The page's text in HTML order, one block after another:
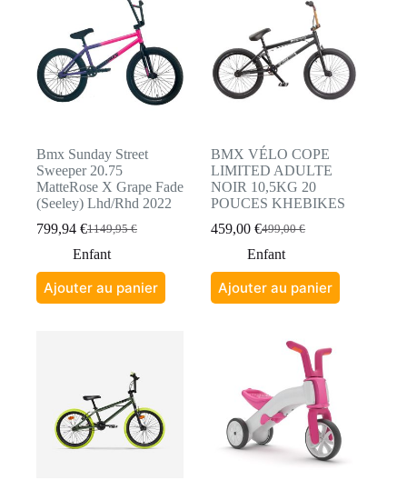
Bmx Sunday Street
Sweeper 20.75
MatteRose X Grape Fade
(Seeley) Lhd/Rhd 2022
1149,95€
Le
prix
initial
était :
1149,95 €.
799,94 €Le
prix
actuel
est :
799,94 €.
Enfant
Ajouter au panier
BMX VÉLO COPE
LIMITED ADULTE
NOIR 10,5KG 20
POUCES KHEBIKES
499,00€
Le
prix
initial
était :
499,00 €.
459,00€Le
prix
actuel
est :
459,00 €.
Enfant
Ajouter au panier